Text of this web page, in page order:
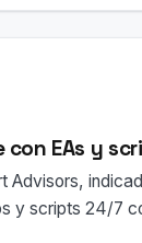
con EAs y
Advisors,
y scripts 24/7